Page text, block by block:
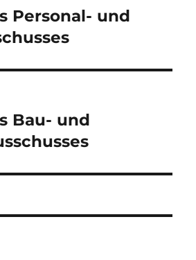
Personal- und
Bau- und